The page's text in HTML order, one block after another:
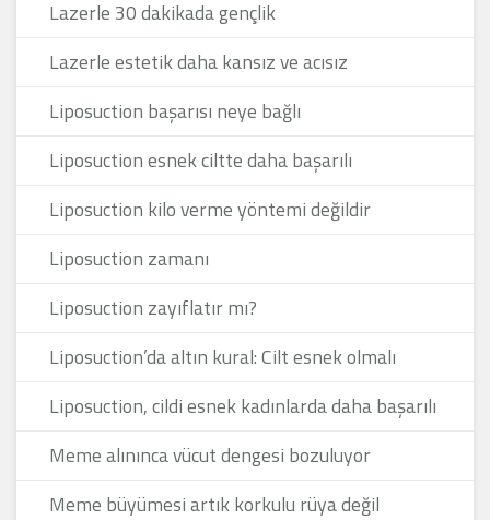
Lazerle 30 dakikada gençlik
Lazerle estetik daha kansız ve acısız
Liposuction başarısı neye bağlı
Liposuction esnek ciltte daha başarılı
Liposuction kilo verme yöntemi değildir
Liposuction zamanı
Liposuction zayıflatır mı?
Liposuction’da altın kural: Cilt esnek olmalı
Liposuction, cildi esnek kadınlarda daha başarılı
Meme alınınca vücut dengesi bozuluyor
Meme büyümesi artık korkulu rüya değil